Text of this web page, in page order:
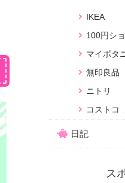
IKEA
100円シ
マイボタ
無印良品
ニトリ
コストコ
日記
ス